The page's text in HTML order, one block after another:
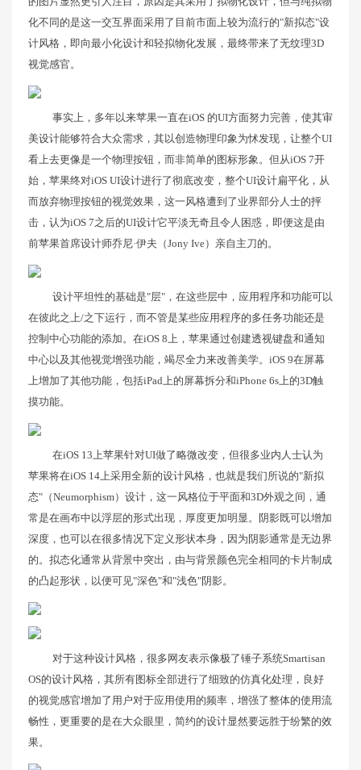
化不同的是这一交互界面采用了目前市面上较为流行的"新拟态"设
计风格，即向最小化设计和轻拟物化发展，最终带来了无纹理3D
视觉感官。
事实上，多年以来苹果一直在iOS 的UI方面努力完善，使其审
美设计能够符合大众需求，其以创造物理印象为怵发现，让整个UI
看上去更像是一个物理按钮，而非简单的图标形象。但从iOS 7开
始，苹果终对iOS UI设计进行了彻底改变，整个UI设计扁平化，从
而放弃物理按钮的视觉效果，这一风格遭到了业界部分人士的抨
击，认为iOS 7之后的UI设计它平淡无奇且令人困惑，即便这是由
前苹果首席设计师乔尼·伊夫（Jony Ive）亲自主刀的。
设计平坦性的基础是"层"，在这些层中，应用程序和功能可以
在彼此之上/之下运行，而不管是某些应用程序的多任务功能还是
控制中心功能的添加。在iOS 8上，苹果通过创建透视键盘和通知
中心以及其他视觉增强功能，竭尽全力来改善美学。iOS 9在屏幕
上增加了其他功能，包括iPad上的屏幕拆分和iPhone 6s上的3D触
摸功能。
在iOS 13上苹果针对UI做了略微改变，但很多业内人士认为
苹果将在iOS 14上采用全新的设计风格，也就是我们所说的"新拟
态"（Neumorphism）设计，这一风格位于平面和3D外观之间，通
常是在画布中以浮层的形式出现，厚度更加明显。阴影既可以增加
深度，也可以在很多情况下定义形状本身，因为阴影通常是无边界
的。拟态化通常从背景中突出，由与背景颜色完全相同的卡片制成
的凸起形状，以便可见"深色"和"浅色"阴影。
对于这种设计风格，很多网友表示像极了锤子系统Smartisan
OS的设计风格，其所有图标全部进行了细致的仿真化处理，良好
的视觉感官增加了用户对于应用使用的频率，增强了整体的使用流
畅性，更重要的是在大众眼里，简约的设计显然要远胜于纷繁的效
果。